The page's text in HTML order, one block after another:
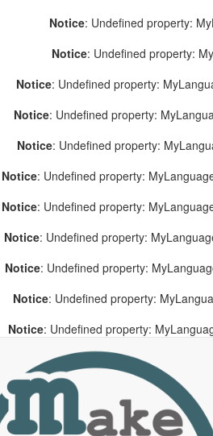
Notice: Undefined property:
Notice: Undefined property:
Notice: Undefined property:
Notice: Undefined property:
Notice: Undefined property:
Notice: Undefined property:
Notice: Undefined property:
Notice: Undefined property:
Notice: Undefined property:
Notice: Undefined property:
Notice: Undefined property: